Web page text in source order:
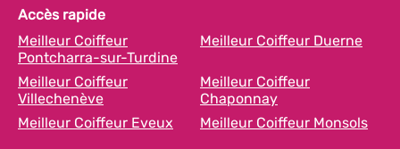
Accès rapide
Meilleur Coiffeur
Pontcharra-sur-Turdine
Meilleur Coiffeur Duerne
Meilleur Coiffeur
Villechenève
Meilleur Coiffeur
Chaponnay
Meilleur Coiffeur Eveux
Meilleur Coiffeur Monsols